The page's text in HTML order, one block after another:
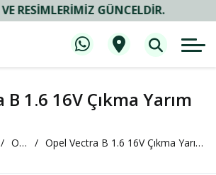
GÜNCELDIR.
1.6 16V Çıkma Yarım
OPEL Vectra Opel Vectra B 1.6 16V Çıkma Yarım Motor